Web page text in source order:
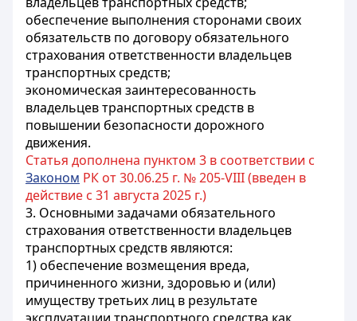
обеспечение выполнения сторонами своих
обязательств по договору обязательного
страхования ответственности владельцев
транспортных средств;
экономическая заинтересованность
владельцев транспортных средств в
повышении безопасности дорожного
движения.
Статья дополнена пунктом 3 в соответствии с
Законом РК от 30.06.25 г. № 205-VIII (введен в
действие с 31 августа 2025 г.)
3. Основными задачами обязательного
страхования ответственности владельцев
транспортных средств являются:
1) обеспечение возмещения вреда,
причиненного жизни, здоровью и (или)
имуществу третьих лиц в результате